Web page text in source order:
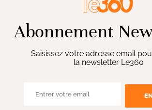
Abonnement
Saisissez votre adresse email
la newsletter Le360